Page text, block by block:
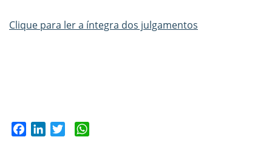
Clique para ler a íntegra dos julgamentos
FacebookLinkedIn
Twitter